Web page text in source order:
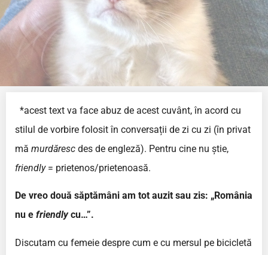
*acest text va face abuz de acest cuvânt, în acord cu
stilul de vorbire folosit în conversații de zi cu zi (în privat
mă murdăresc des de engleză). Pentru cine nu știe,
friendly= prietenos/prietenoasă.
De vreo două săptămâni am tot auzit sau zis: „România
nu e friendlycu…”.
Discutam cu femeie despre cum e cu mersul pe bicicletă